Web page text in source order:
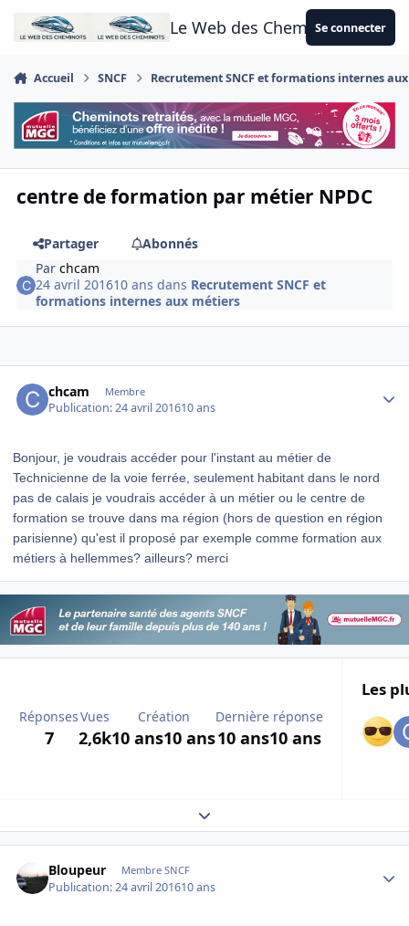
Aller au contenu
Le Web des CheminotsSe connecter
Accueil SNCF Recrutement SNCF et formations internes
centre de formation par métier NPDC
Partager
Abonnés
Parchcam
24 avril 201610 ans dans Recrutement SNCF et
formations internes aux métiers
chcam Membre
Publication:24 avril 201610 ans
Bonjour, je voudrais accéder pour l'instant au métier de
Technicienne de la voie ferrée, seulement habitant dans le nord
pas de calais je voudrais accéder à un métier ou le centre de
formation se trouve dans ma région (hors de question en région
parisienne) qu'est il proposé par exemple comme formation aux
métiers à hellemmes? ailleurs? merci
Réponses
7
Vues
2,6k
Création
10 ans10 ans
Dernière réponse
10 ans10 ans
Les
Expand topic overview
Bloupeur Membre SNCF
Publication:24 avril 201610 ans